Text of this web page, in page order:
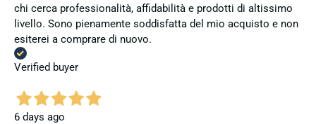
chi cerca professionalità, affidabilità e prodotti di altissimo
livello. Sono pienamente soddisfatta del mio acquisto e non
esiterei a comprare di nuovo.
Verified buyer
6 days ago